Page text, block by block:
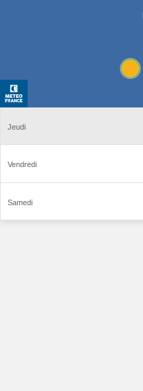
Jeudi
Vendredi
Samedi